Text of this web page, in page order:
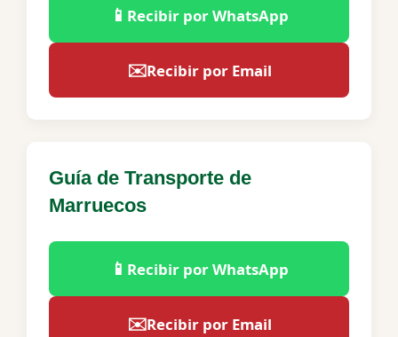
📱 Recibir por WhatsApp
✉️Recibir por Email
Guía de Transporte de
Marruecos
📱 Recibir por WhatsApp
✉️Recibir por Email